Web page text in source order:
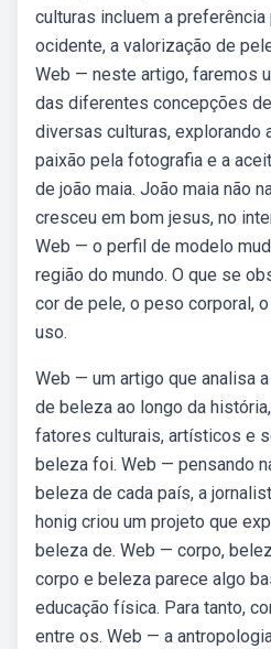
culturas incluem a
ocidente, a valorização de
Web — neste artigo, faremos
das diferentes concepções
diversas culturas, explorando
paixão pela fotografia e a
de joão maia. João maia não
cresceu em bom jesus, no
Web — o perfil de modelo
região do mundo. O que se
cor de pele, o peso corporal,
uso.
Web — um artigo que analisa
de beleza ao longo da
fatores culturais, artísticos e
beleza foi. Web — pensando
beleza de cada país, a
honig criou um projeto que
beleza de. Web — corpo,
corpo e beleza parece algo
educação física. Para tanto,
entre os. Web — a